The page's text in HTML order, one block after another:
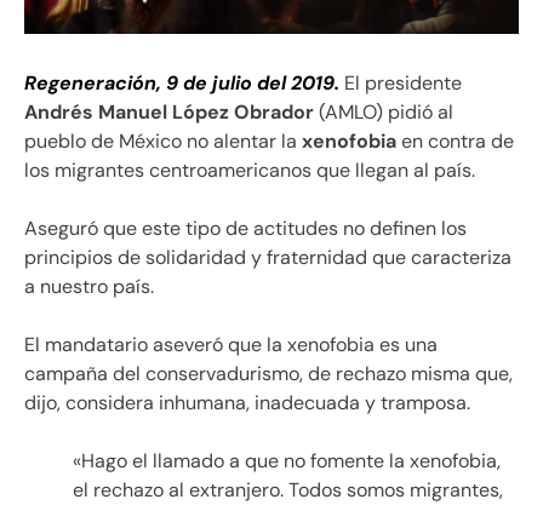
Regeneración, 9 de julio del 2019. El presidente
Andrés Manuel López Obrador(AMLO) pidió al
pueblo de México no alentar la xenofobiaen contra de
los migrantes centroamericanos que llegan al país.
Aseguró que este tipo de actitudes no definen los
principios de solidaridad y fraternidad que caracteriza
a nuestro país.
El mandatario aseveró que la xenofobia es una
campaña del conservadurismo, de rechazo misma que,
dijo, considera inhumana, inadecuada y tramposa.
«Hago el llamado a que no fomente la xenofobia,
el rechazo al extranjero. Todos somos migrantes,